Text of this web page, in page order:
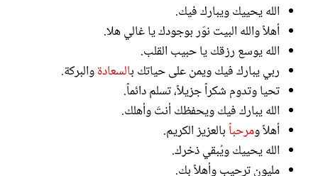
الله يحييك ويبارك فيك.
أهلاً والله البيت نوّر بوجودك يا غالي هلا.
الله يوسع رزقك يا حبيب القلب.
ربي يبارك فيك ويمن على حياتك بالسعادةوالبركة.
تحيا وتدوم شكراً جزيلاً، تسلم دائماً.
الله يبارك فيك ويحفظك أنتَ وأهلك.
أهلاً ومرحباً بالعزيز الكريم.
الله يحييك ويُبقي ذخرك.
مليون ترحيب وأهلاً بك.